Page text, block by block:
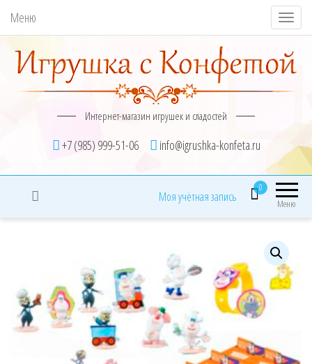
Меню
П
о
к
ь
/
С
ы
т
ь
в
Интернет-магазин игрушек и сладостей
+7 (985) 999-51-06 info@igrushka-konfeta.ru
Меню
0
Моя учётная запись